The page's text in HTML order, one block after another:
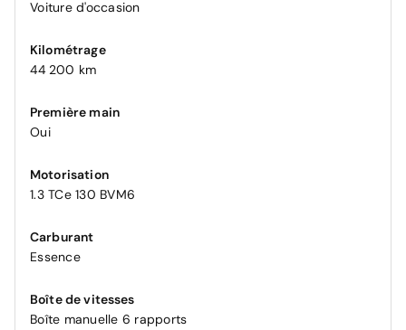
Voiture d'occasion
Kilométrage
44 200 km
Première main
Oui
Motorisation
1.3 TCe 130 BVM6
Carburant
Essence
Boîte de vitesses
Boîte manuelle 6 rapports